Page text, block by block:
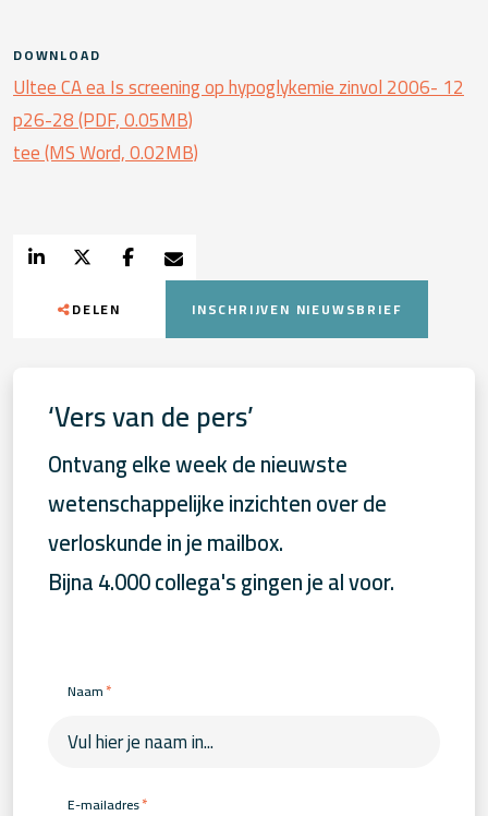
DOWNLOAD
Ultee CA ea Is screening op hypoglykemie zinvol 2006- 12
p26-28 (PDF, 0.05MB)
tee (MS Word, 0.02MB)
DELEN INSCHRIJVEN NIEUWSBRIEF
‘Vers van de pers’
Ontvang elke week de nieuwste
wetenschappelijke inzichten over de
verloskunde in je mailbox.
Bijna 4.000 collega's gingen je al voor.
Naam*
E-mailadres*